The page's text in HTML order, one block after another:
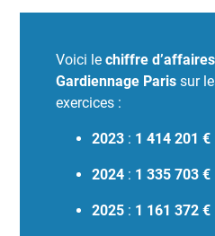
Voici lechiffre
Gardiennage Paris sur
exercices :
2023 : 1 414 201 €
2024 : 1 335 703 €
2025 : 1 161 372 €